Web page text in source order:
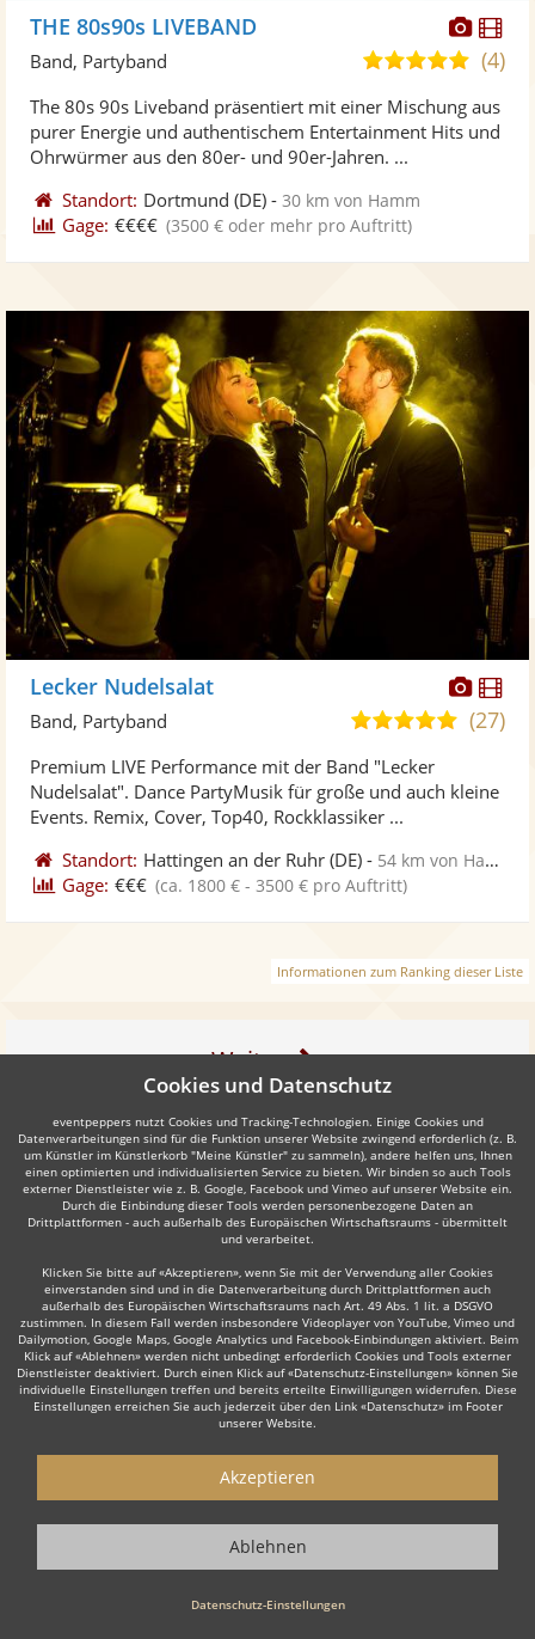
Fotos
THE 80s90s LIVEBAND
5,0
5
(4)
Band, Partyband
The 80s 90s Liveband präsentiert mit einer Mischung aus
purer Energie und authentischem Entertainment Hits und
Ohrwürmer aus den 80er- und 90er-Jahren. ...
Standort: Dortmund (DE) -30 km von Hamm
Gage: €€€€ (3500 € oder mehr pro Auftritt)
Lecker Nudelsalat
5,0
5
(27)
Band, Partyband
Premium LIVE Performance mit der Band "Lecker
Nudelsalat". Dance PartyMusik für große und auch kleine
Events. Remix, Cover, Top40, Rockklassiker ...
Standort: Hattingen an der Ruhr (DE) - 54 km von Hamm
Gage: €€€ (ca. 1800 € - 3500 € pro Auftritt)
Informationen zum Ranking dieser Liste
Weiter
Auch interessant:
Rock Oktoberfestband Top 40 Alternative Band
Starten Sie mit dem Button 'Kostenlos anfragen' eine Anfrage an die für
Sie interessanten Bands und Ensembles. Diesen Button finden Sie auf
den jeweiligen Künstler-Profil-Seiten der Musiker.
Cookies und Datenschutz
eventpeppers nutzt Cookies und Tracking-Technologien. Einige Cookies und
Datenverarbeitungen sind für die Funktion unserer Website zwingend erforderlich (z. B.
um Künstler im Künstlerkorb "Meine Künstler" zu sammeln), andere helfen uns, Ihnen
einen optimierten und individualisierten Service zu bieten. Wir binden so auch Tools
externer Dienstleister wie z. B. Google, Facebook und Vimeo auf unserer Website ein.
Durch die Einbindung dieser Tools werden personenbezogene Daten an
Drittplattformen - auch außerhalb des Europäischen Wirtschaftsraums - übermittelt
und verarbeitet.
Klicken Sie bitte auf «Akzeptieren», wenn Sie mit der Verwendung aller Cookies
einverstanden sind und in die Datenverarbeitung durch Drittplattformen auch
außerhalb des Europäischen Wirtschaftsraums nach Art. 49 Abs. 1 lit. a DSGVO
zustimmen. In diesem Fall werden insbesondere Videoplayer von YouTube, Vimeo und
Dailymotion, Google Maps, Google Analytics und Facebook-Einbindungen aktiviert. Beim
Klick auf «Ablehnen» werden nicht unbedingt erforderlich Cookies und Tools externer
Dienstleister deaktiviert. Durch einen Klick auf «Datenschutz-Einstellungen» können Sie
individuelle Einstellungen treffen und bereits erteilte Einwilligungen widerrufen. Diese
Einstellungen erreichen Sie auch jederzeit über den Link «Datenschutz» im Footer
unserer Website.
Datenschutz-Einstellungen
Akzeptieren
Ablehnen